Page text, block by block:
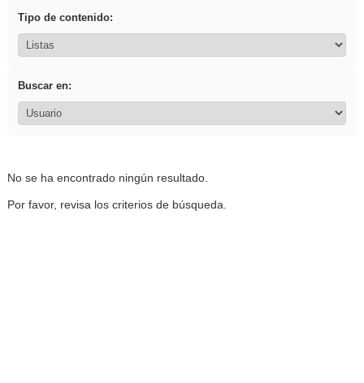
Tipo de contenido:
Buscar en:
No se ha encontrado ningún resultado.
Por favor, revisa los criterios de búsqueda.